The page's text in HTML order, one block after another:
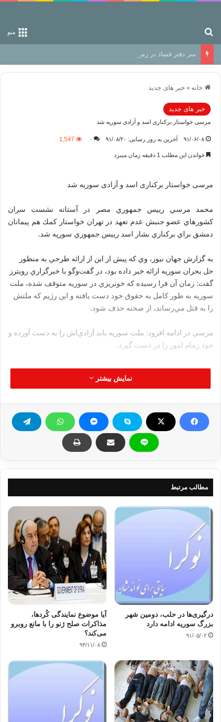
منو
سر دفتر فساد در زمین‌، دوری وکناره‌گیری از راه خداست‌!
خانه » خبر های جدید
خبر های جدید
مرسی خواستار برکناری اسد و آزادی سوریه شد
۹۱/۰۶/۰۸ آخرین به روز رسانی: ۹۱/۰۸/۲۰ ۰ 1,547
خواندن این مطلب 1 دقیقه زمان میبرد
مرسی خواستار برکناری اسد و آزادی سوریه شد
محمد مرسي رييس جمهوري مصر در آستانه نشست سران
كشورهاي عضو جنبش عدم تعهد در تهران خواستار كمك هم پيمانان
دمشق براي بركناري بشار اسد رييس جمهوري سوريه شد.
به گزارش جهان نیوز، وي كه پیش از این از ارائه طرحي به منظور
حل بحران سوريه ارائه خبر داده بود، در گفت‌وگو با خبرگزاري رويترز
گفت: زمان آن فرا رسيده كه خونريزي در سوريه متوقف شده، ملت
سوريه به طور كامل به حقوق خود دست يافته و اين رژيم كه ملتش
را به قتل مي‌رساند، از صحنه حذف شود.
مرسي در ادامه افزود: ملت سوريه بايد آزادي‌اش را به دست آورده و
خود زمام امور را در دست گيرد.
مصطفي عبدالعزيز معاون وزير خارجه سابق و سفير پیشین مصر در
دمشق در همین رابطه به روزنامه الاخبار لبنان گفت: تداوم کشته
از سيطره بر عمق مناطق كشور نشانه تحليل توان مادي و معنوي دو
طرف است تا جايي كه همه در نهايت مجبورند با طرح مصر به
منظور برون رفت از بحران سياسي سوريه همراه شوند.
مرسي صبح پنجشنبه پكن را پس از سه روز سفر به مقصد تهران
ترك كرده و در مراسم افتتاح نشست سران كشورهاي عضو عدم
تعهد شركت نمايد.
آزادی سوریه سوریه مرسی سوریه
کپی آدرس
نمایش بیشتر
مطالب مرتبط
درگیری‌ها در حلب، دومین شهر
بزرگ سوریه ادامه دارد
۹۱/۰۵/۰۲
آیا موضوع نمایندگی کُردها،
مذاکرات صلح ژنو را با مانع روبرو
می‌کند؟
۹۴/۱۱/۰۸